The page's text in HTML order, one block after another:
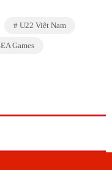
U22 Việt Nam
Games